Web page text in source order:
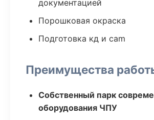
документацией
Порошковая окраска
Подготовка кд и cam
Преимущества
Собственный парк
оборудования ЧПУ